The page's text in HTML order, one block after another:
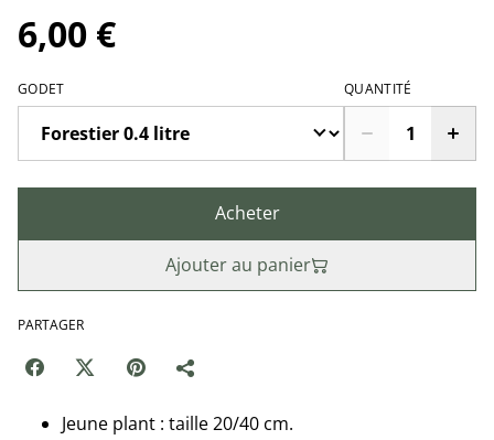
6,00 €
GODET QUANTITÉ
Acheter
Ajouter au panier
PARTAGER
Jeune plant : taille 20/40 cm.